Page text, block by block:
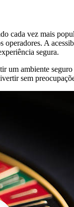
cada vez mais
operadores. A
segura.
um ambiente
sem